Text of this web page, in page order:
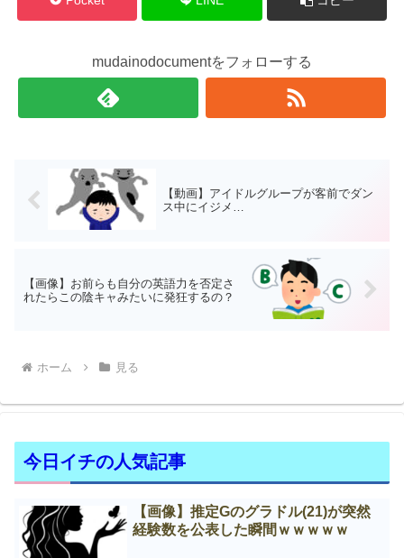
mudainodocumentをフォローする
【動画】アイドルグループが客前でダン
ス中にイジメ…
【画像】お前らも自分の英語力を否定さ
れたらこの陰キャみたいに発狂するの？
ホーム 見る
今日イチの人気記事
【画像】推定Gのグラドル(21)が突然
経験数を公表した瞬間ｗｗｗｗｗ